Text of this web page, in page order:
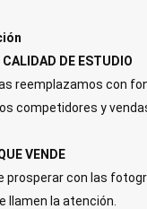
CALIDAD DE ESTUDIO
reemplazamos con
competidores y
VENDE
prosperar con las
la atención.